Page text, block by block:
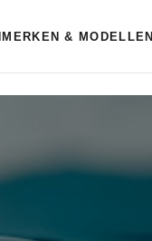
MERKEN & MODELLEN